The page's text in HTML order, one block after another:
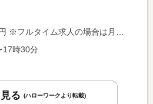
月額（換算額）、パート求人の場合は時間額を表示しています。
17時30分
る (ハローワークより転載)